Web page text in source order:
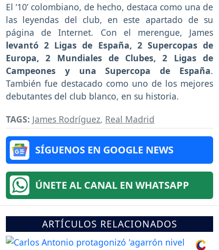
El ‘10’ colombiano, de hecho, destaca como una de
las leyendas del club, en este apartado de su
página de Internet. Con el merengue, James
levantó 2 Ligas de España, 2 Supercopas de
Europa, 2 Mundiales de Clubes, 2 Ligas de
Campeones y una Supercopa de España.
También fue destacado como uno de los mejores
debutantes del club blanco, en su historia.
TAGS: James Rodríguez, Real Madrid
SÍGUENOS EN GOOGLE NEWS
ÚNETE AL CANAL EN WHATSAPP
ARTÍCULOS RELACIONADOS